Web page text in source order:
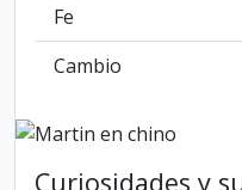
Fe
Cambio
Curiosidades y